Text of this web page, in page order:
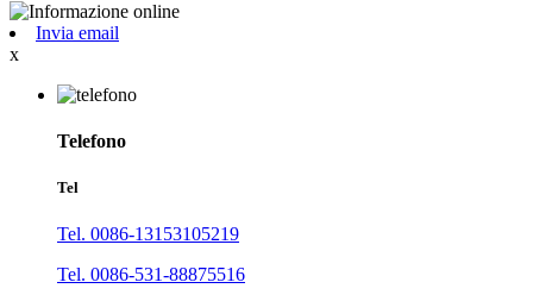
Invia email
x
Telefono
Tel
Tel. 0086-13153105219
Tel. 0086-531-88875516